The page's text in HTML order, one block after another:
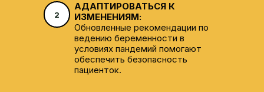
АДАПТИРОВАТЬСЯ К
ИЗМЕНЕНИЯМ:
Обновленные рекомендации по
ведению беременности в
условиях пандемий помогают
обеспечить безопасность
пациенток.
2